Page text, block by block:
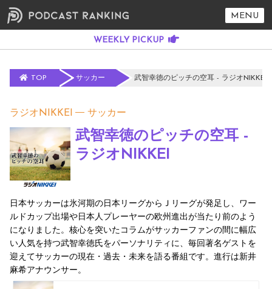
MENU
TOP サッカー 武智幸徳のピッチの空耳 - ラジオNIKKEI
ラジオNIKKEI サッカー
武智幸徳のピッチの空耳 -
ラジオNIKKEI
日本サッカーは氷河期の日本リーグからＪリーグが発足し、ワー
ルドカップ出場や日本人プレーヤーの欧州進出が当たり前のよう
になりました。核心を突いたコラムがサッカーファンの間に幅広
い人気を持つ武智幸徳氏をパーソナリティに、毎回著名ゲストを
迎えてサッカーの現在・過去・未来を語る番組です。進行は新井
麻希アナウンサー。